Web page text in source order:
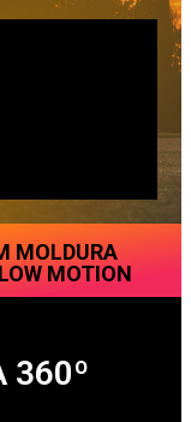
MOLDURA
MOTION
360º